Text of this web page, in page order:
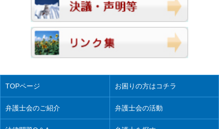
TOPページ お困りの方はコチラ
弁護士会のご紹介 弁護士会の活動